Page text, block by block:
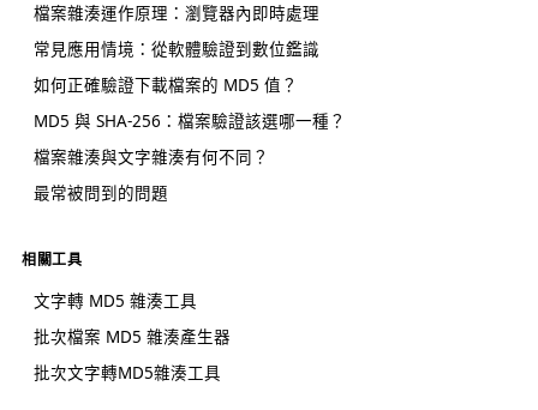
檔案雜湊運作原理：瀏覽器內即時處理
常見應用情境：從軟體驗證到數位鑑識
如何正確驗證下載檔案的 MD5 值？
MD5 與 SHA-256：檔案驗證該選哪一種？
檔案雜湊與文字雜湊有何不同？
最常被問到的問題
相關工具
文字轉 MD5 雜湊工具
批次檔案 MD5 雜湊產生器
批次文字轉MD5雜湊工具